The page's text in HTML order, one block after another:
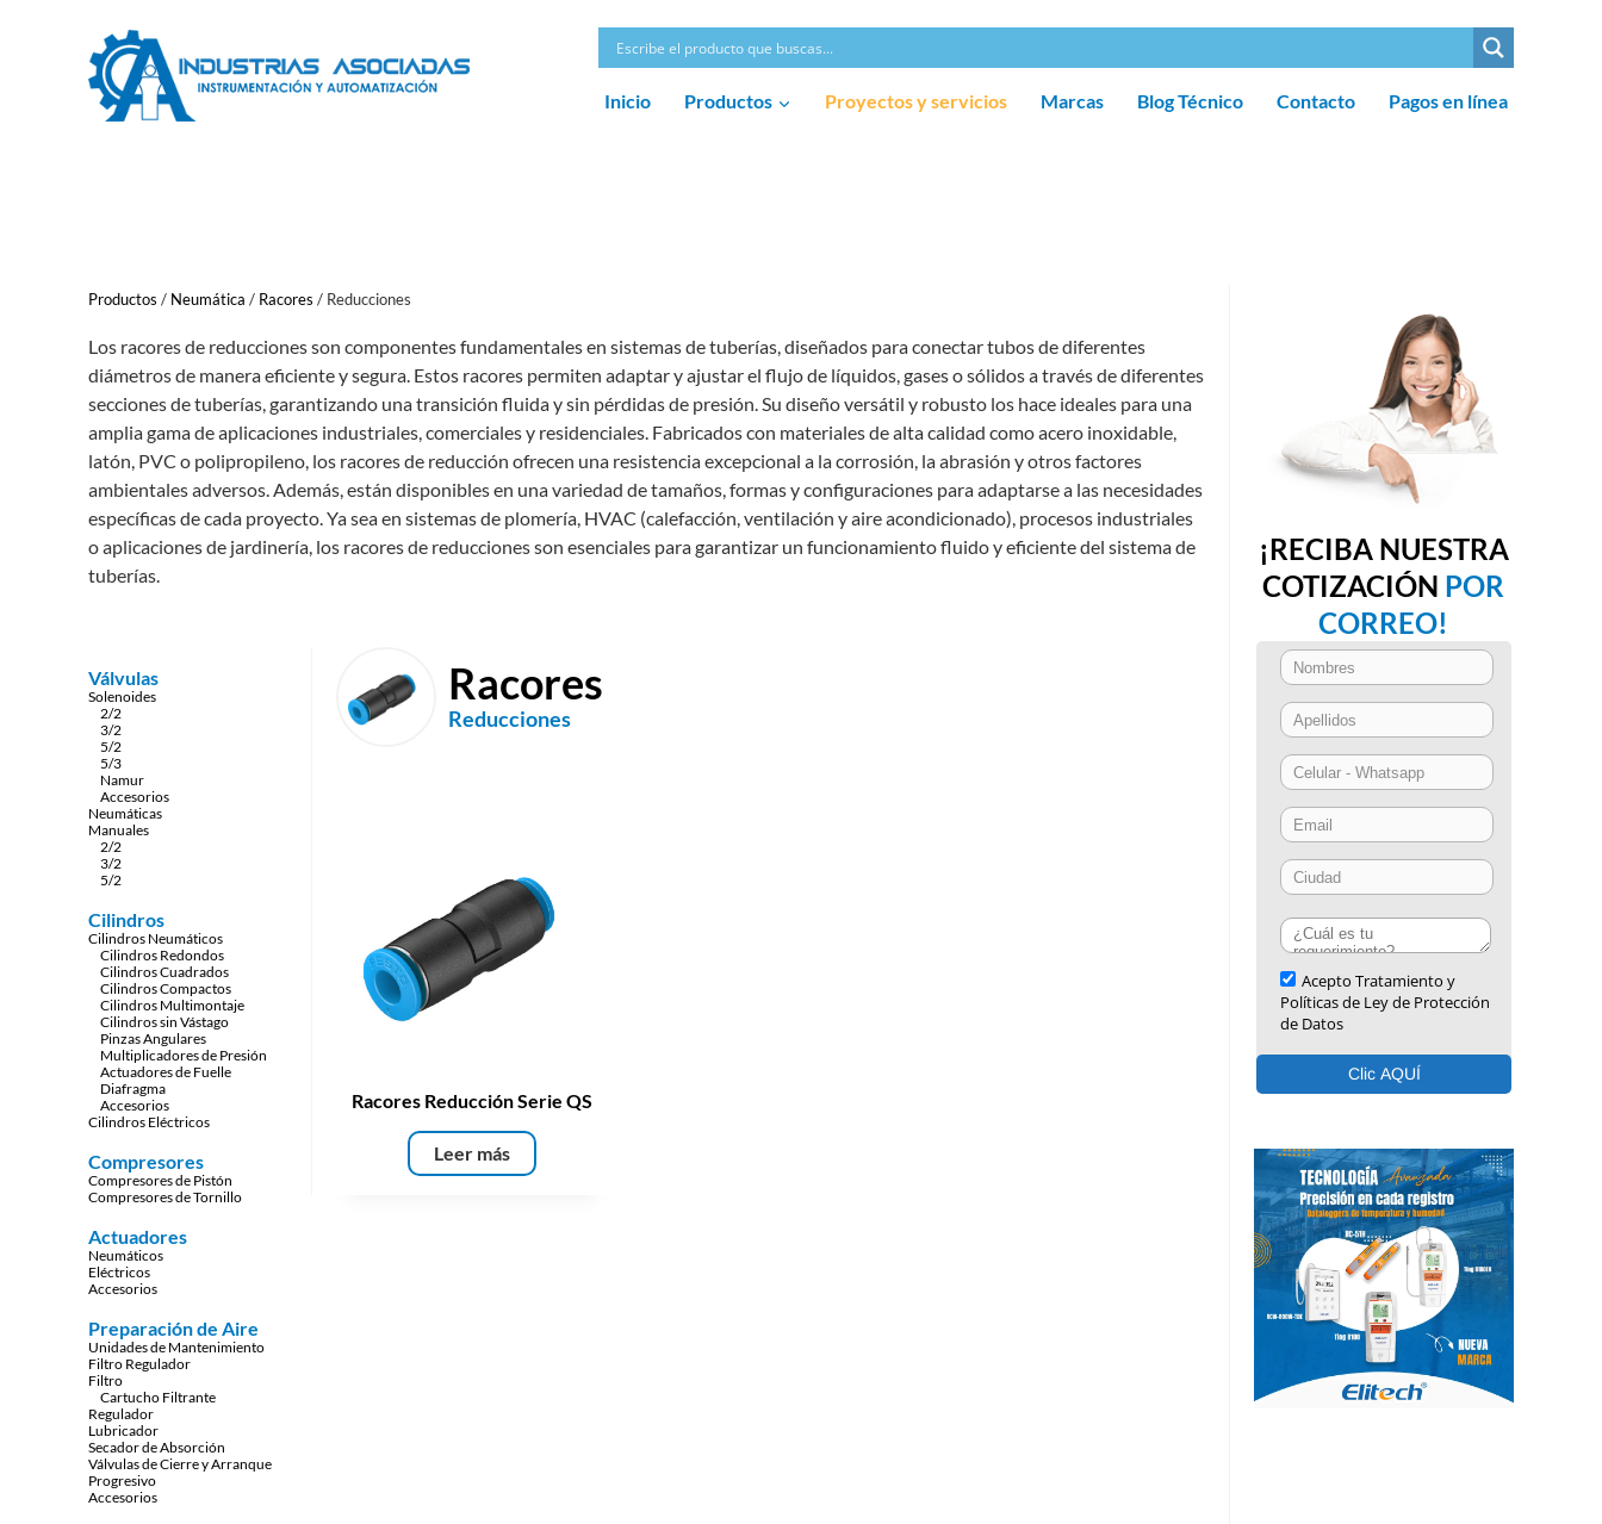
Inicio
Productos Proyectos y servicios Marcas Blog Técnico Contacto Pagos en línea
Productos / Neumática / Racores / Reducciones
Los racores de reducciones son componentes fundamentales en sistemas de tuberías, diseñados para conectar tubos de diferentes
diámetros de manera eficiente y segura. Estos racores permiten adaptar y ajustar el flujo de líquidos, gases o sólidos a través de diferentes
secciones de tuberías, garantizando una transición fluida y sin pérdidas de presión. Su diseño versátil y robusto los hace ideales para una
amplia gama de aplicaciones industriales, comerciales y residenciales. Fabricados con materiales de alta calidad como acero inoxidable,
latón, PVC o polipropileno, los racores de reducción ofrecen una resistencia excepcional a la corrosión, la abrasión y otros factores
ambientales adversos. Además, están disponibles en una variedad de tamaños, formas y configuraciones para adaptarse a las necesidades
específicas de cada proyecto. Ya sea en sistemas de plomería, HVAC (calefacción, ventilación y aire acondicionado), procesos industriales
o aplicaciones de jardinería, los racores de reducciones son esenciales para garantizar un funcionamiento fluido y eficiente del sistema de
tuberías.
Válvulas
Solenoides
2/2
3/2
5/2
5/3
Namur
Accesorios
Neumáticas
Manuales
2/2
3/2
5/2
Cilindros
Cilindros Neumáticos
Cilindros Redondos
Cilindros Cuadrados
Cilindros Compactos
Cilindros Multimontaje
Cilindros sin Vástago
Pinzas Angulares
Multiplicadores de Presión
Actuadores de Fuelle
Diafragma
Accesorios
Cilindros Eléctricos
Compresores
Compresores de Pistón
Compresores de Tornillo
Actuadores
Neumáticos
Eléctricos
Accesorios
Preparación de Aire
Unidades de Mantenimiento
Filtro Regulador
Filtro
Cartucho Filtrante
Regulador
Lubricador
Secador de Absorción
Válvulas de Cierre y Arranque
Progresivo
Accesorios
Racores
Reducciones
Racores Reducción Serie QS
Leer más
¡RECIBA NUESTRA
COTIZACIÓN POR
CORREO!